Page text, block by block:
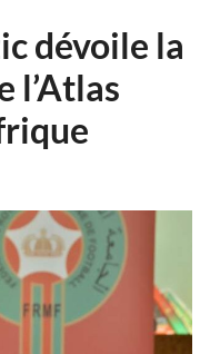
dévoile la
l’Atlas